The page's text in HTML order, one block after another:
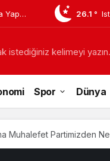
Yaptı: 26.1 °
istediğiniz kelimeyi
Spor Dünya
Muhalefet Partimizden